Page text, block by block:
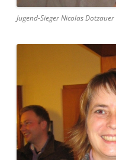
Jugend-Sieger Nicolas Dotzauer